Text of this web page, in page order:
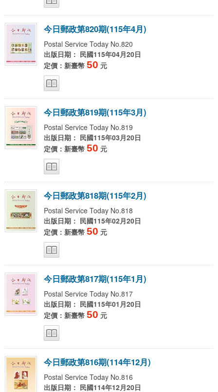
今日郵政第820期(115年4月)
Postal Service Today No.820
出版日期： 民國115年04月20日
定價：新臺幣 50 元
今日郵政第819期(115年3月)
Postal Service Today No.819
出版日期： 民國115年03月20日
定價：新臺幣 50 元
今日郵政第818期(115年2月)
Postal Service Today No.818
出版日期： 民國115年02月20日
定價：新臺幣 50 元
今日郵政第817期(115年1月)
Postal Service Today No.817
出版日期： 民國115年01月20日
定價：新臺幣 50 元
今日郵政第816期(114年12月)
Postal Service Today No.816
出版日期： 民國114年12月20日